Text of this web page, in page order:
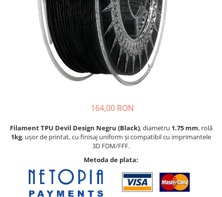
Pat printare
Cap printare
Extrudere si accesorii
Acumulatori, BMS si accesorii
Acumulatori
BMS
Incarcare, descarcare si afisare
Accesorii baterii si acumulatori
164,00 RON
Filament TPU Devil Design Negru (Black), diametru 1.75 mm, rolă
1kg, ușor de printat, cu finisaj uniform și compatibil cu imprimantele
3D FDM/FFF.
Metoda de plata: